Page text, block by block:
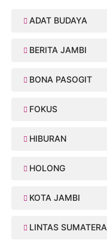
ADAT BUDAYA
BERITA JAMBI
BONA PASOGIT
FOKUS
HIBURAN
HOLONG
KOTA JAMBI
LINTAS SUMATERA